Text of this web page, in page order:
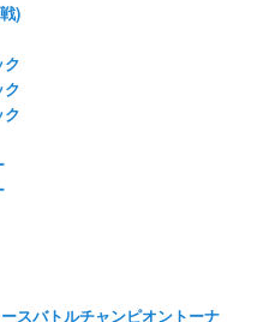
)
スバトルチャンピオントーナ